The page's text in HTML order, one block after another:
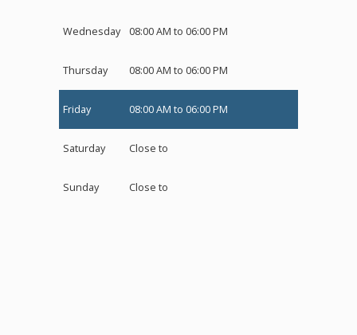
Wednesday 08:00 AM to 06:00 PM
Thursday 08:00 AM to 06:00 PM
Friday 08:00 AM to 06:00 PM
Saturday Close to
Sunday Close to